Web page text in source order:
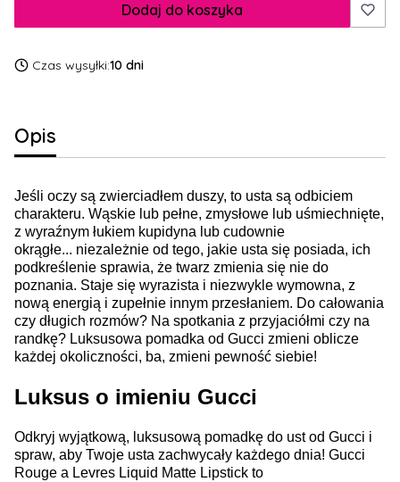
Dodaj do koszyka
Czas wysyłki:10 dni
Opis
Jeśli oczy są zwierciadłem duszy, to usta są odbiciem
charakteru. Wąskie lub pełne, zmysłowe lub uśmiechnięte,
z wyraźnym łukiem kupidyna lub cudownie
okrągłe... niezależnie od tego, jakie usta się posiada, ich
podkreślenie sprawia, że twarz zmienia się nie do
poznania. Staje się wyrazista i niezwykle wymowna, z
nową energią i zupełnie innym przesłaniem. Do całowania
czy długich rozmów? Na spotkania z przyjaciółmi czy na
randkę? Luksusowa pomadka od Gucci zmieni oblicze
każdej okoliczności, ba, zmieni pewność siebie!
Luksus o imieniu Gucci
Odkryj wyjątkową, luksusową pomadkę do ust od Gucci i
spraw, aby Twoje usta zachwycały każdego dnia! Gucci
Rouge a Levres Liquid Matte Lipstick to